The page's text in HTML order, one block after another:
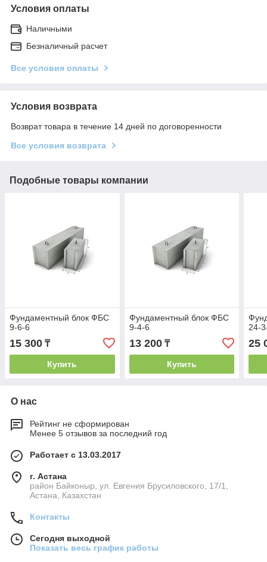
Условия оплаты
Наличными
Безналичный расчет
Все условия оплаты
Условия возврата
Возврат товара в течение 14 дней по договоренности
Все условия возврата
Подобные товары компании
Фундаментный блок ФБС
9-6-6
15 300 ₸
Купить
Фундаментный блок ФБС
9-4-6
13 200₸
Купить
24-
25
О нас
Рейтинг не сформирован
Менее 5 отзывов за последний год
Работает с 13.03.2017
г. Астана
район Байконыр, ул. Евгения Брусиловского, 17/1,
Астана, Казахстан
Контакты
Сегодня выходной
Показать весь график работы